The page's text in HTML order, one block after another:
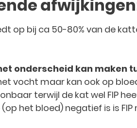
op bij ca 50-80% van de
onderscheid kan maken
vocht maar kan ook op
terwijl de kat wel FIP
het bloed) negatief is is